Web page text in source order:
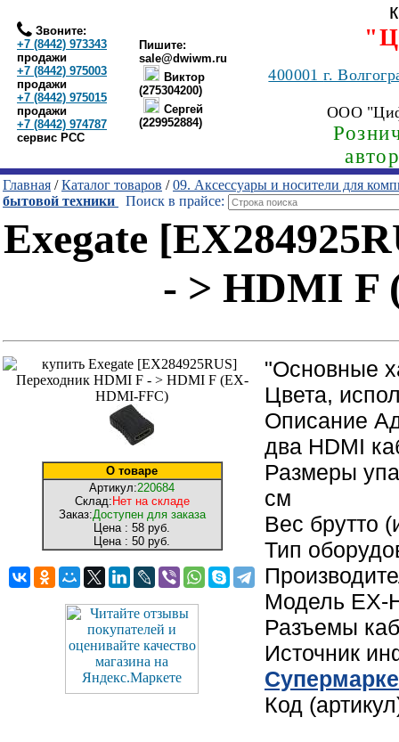
Звоните:
+7 (8442) 973343
продажи
+7 (8442) 975003
продажи
+7 (8442) 975015
продажи
+7 (8442) 974787
сервис РСС
Пишите:
sale@dwiwm.ru
Виктор
(275304200)
Сергей
(229952884)
400001г.
ООО
Главная /Каталог товаров /09. Аксессуары и носители для
бытовой техники
Поиск в прайсе:
Exegate
- > HDMI F
О товаре
Артикул:220684
Склад: Нет на складе
Заказ:Доступен для заказа
Цена : 58 руб.
Цена : 50 руб.
"Основные
Цвета,
Описание
два HDMI
Размеры
см
Вес брутто
Тип
Модель EX-
Разъемы
Источник
Код